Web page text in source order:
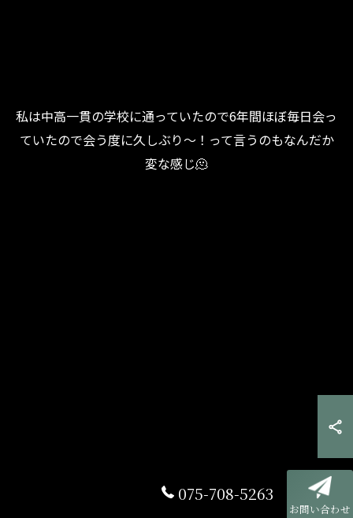
私は中高一貫の学校に通っていたので6年間ほぼ毎日会っ
ていたので会う度に久しぶり～！って言うのもなんだか
変な感じ🫠
075-708-5263
お問い合わせ